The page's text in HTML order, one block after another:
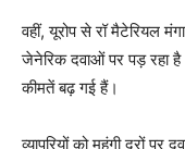
वहीं, यूरोप से रॉ मैटेरियल
जेनेरिक दवाओं पर पड़ रहा
कीमतें बढ़ गई हैं।
व्यापरियों को महंगी दरों पर